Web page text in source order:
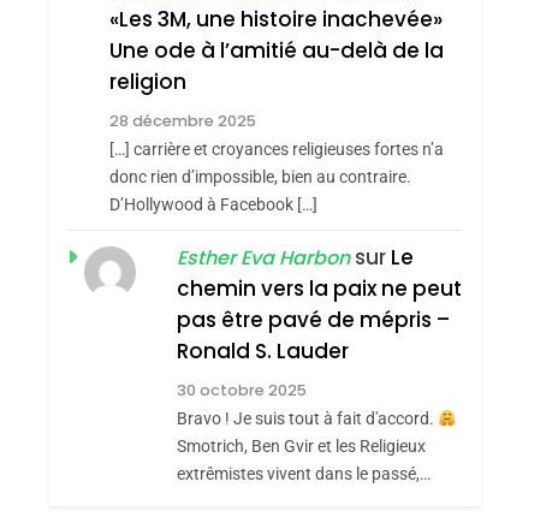
D’Amérique Latine
ISRAÉL JUDAISME
5
Meurtrière Selon Le
Rapport D’ADL
Contre
L’antisémitisme
FRANCE ISRAÉL
FIÈRE, DIGNE ET
RÉSILIENTE :
POURQUOI JE
REVENDIQUE MA
JUDAÏTE Par Thérèse
Zrihen-Dvir
ISRAÉL JUDAISME
CE QUI NOUS
MANQUE – Jacques
Hadida
JUDAISME
Maroc : Les Amandes
«Les 3M, une histoire inachevée»
Une ode à l’amitié au-delà de la
religion
28 décembre 2025
[…] carrière et croyances religieuses fortes n’a
donc rien d’impossible, bien au contraire.
D’Hollywood à Facebook […]
Esther Eva Harbonsur Le
chemin vers la paix ne peut
pas être pavé de mépris –
Ronald S. Lauder
30 octobre 2025
Bravo ! Je suis tout à fait d'accord.
Smotrich, Ben Gvir et les Religieux
extrêmistes vivent dans le passé,…